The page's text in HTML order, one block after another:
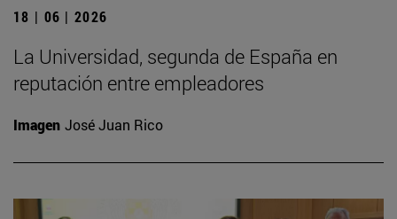
18 | 06 | 2026
La Universidad, segunda de España en
reputación entre empleadores
Imagen José Juan Rico